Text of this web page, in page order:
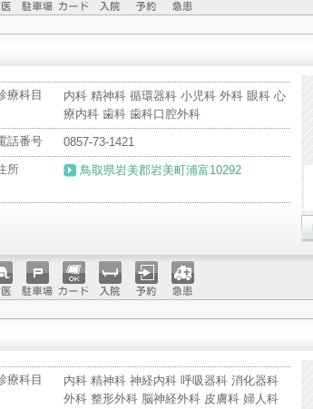
駐車場クレジ
ットカ
入院 予約 急患
療科目
内科 精神科 循環器科 小児科 外科 眼科 心
療内科 歯科 歯科口腔外科
話番号
0857-73-1421
所
鳥取県岩美郡岩美町浦富10292
駐車場クレジ
ットカ
入院 予約 急患
療科目
内科 精神科 神経内科 呼吸器科 消化器科
外科 整形外科 脳神経外科 皮膚科 婦人科